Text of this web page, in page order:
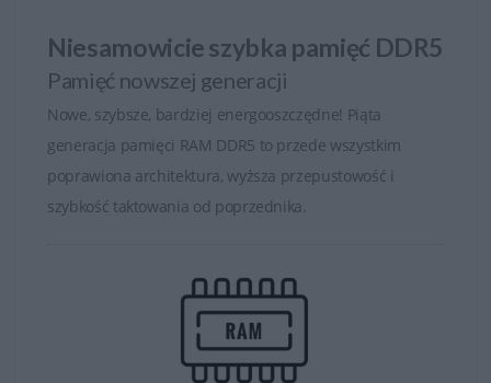
Podział serii Dell Pro Max
Dell Pro Max – moc i niezawodność w przystępnej
cenie
Idealna dla projektantów, twórców, analityków
że jest doskonałym wyborem do codziennej pracy. To
doskonały wybór także do projektowania, tworzenia
treści, analizy finansowej czy dla zaawansowanych
Niesamowicie szybka pamięć DDR5
Pamięć nowszej generacji
Nowe, szybsze, bardziej energooszczędne! Piąta
generacja pamięci RAM DDR5 to przede wszystkim
poprawiona architektura, wyższa przepustowość i
szybkość taktowania od poprzednika.